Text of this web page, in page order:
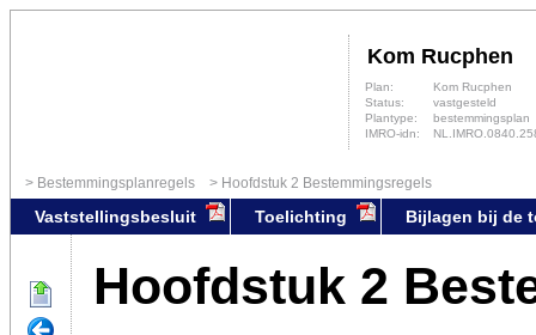
Kom Rucphen
Bestemmingsplanregels Hoofdstuk 2 Bestemmingsregels
Plan:
Kom Rucphen
Status:
vastgesteld
Plantype:
bestemmingsplan
IMRO-idn:
Vaststellingsbesluit Toelichting Bijlagen bij de
Hoofdstuk 2